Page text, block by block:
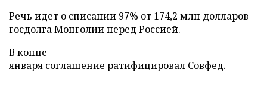
Речь идет о списании 97% от 174,2 млн долларов
госдолга Монголии перед Россией.
В конце
января соглашение ратифицировал Совфед.